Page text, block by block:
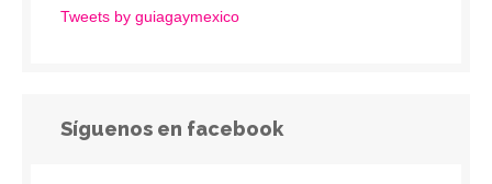
Tweets by guiagaymexico
Síguenos en facebook